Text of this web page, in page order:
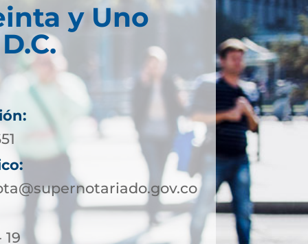
y Uno
19